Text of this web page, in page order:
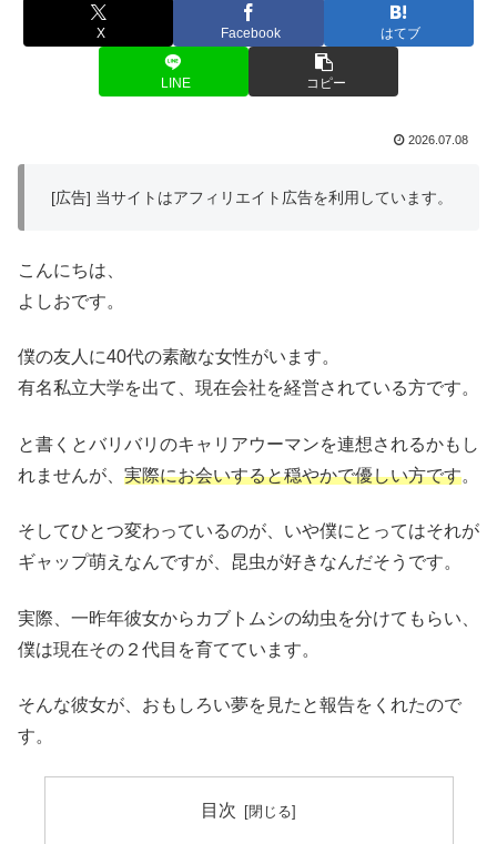
X Facebook はてブ
LINE コピー
2026.07.08
[広告] 当サイトはアフィリエイト広告を利用しています。
こんにちは、
よしおです。
僕の友人に40代の素敵な女性がいます。
有名私立大学を出て、現在会社を経営されている方です。
と書くとバリバリのキャリアウーマンを連想されるかもし
れませんが、 実際にお会いすると穏やかで優しい方です。
そしてひとつ変わっているのが、いや僕にとってはそれが
ギャップ萌えなんですが、昆虫が好きなんだそうです。
実際、一昨年彼女からカブトムシの幼虫を分けてもらい、
僕は現在その２代目を育てています。
そんな彼女が、おもしろい夢を見たと報告をくれたので
す。
目次